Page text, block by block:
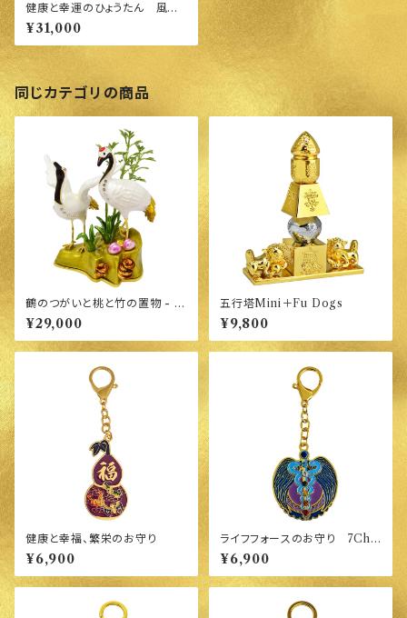
健康と幸運のひょうたん 風水
のマストアイテム
¥31,000
同じカテゴリの商品
鶴のつがいと桃と竹の置物 - 健
康運:長寿と活力の象徴
¥29,000
五行塔Mini＋Fu Dogs
¥9,800
健康と幸福、繁栄のお守り
¥6,900
ライフフォースのお守り 7Cha
kra
¥6,900